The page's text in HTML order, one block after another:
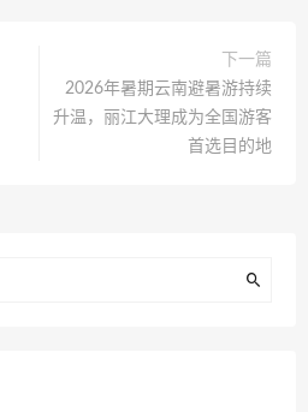
下一篇
2026年暑期云南避暑游持续
升温，丽江大理成为全国游客
首选目的地